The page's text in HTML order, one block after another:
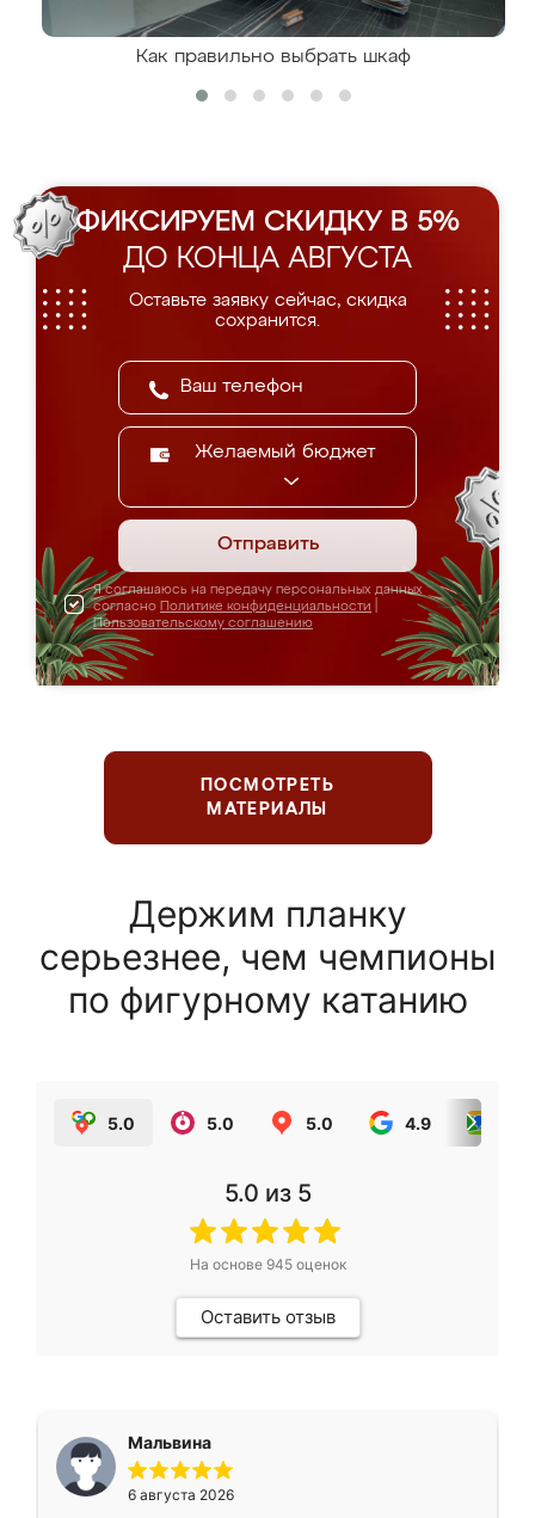
Как правильно выбрать шкаф
ФИКСИРУЕМ СКИДКУ В 5%
ДО КОНЦА АВГУСТА
Оставьте заявку сейчас, скидка
сохранится.
Желаемый бюджет
Отправить
Я соглашаюсь на передачу персональных данных
согласно Политике конфиденциальности
Пользовательскому соглашению
ПОСМОТРЕТЬ
МАТЕРИАЛЫ
Держим планку
серьезнее, чем чемпионы
по фигурному катанию
5.0 5.0 5.0 4.9
5.0 из 5
На основе 945оценок
Оставить отзыв
Мальвина
6 августа 2026